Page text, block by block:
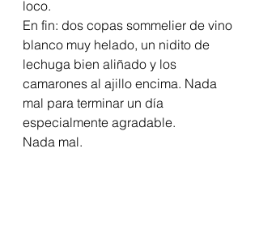
loco.
En fin: dos copas sommelier de vino
blanco muy helado, un nidito de
lechuga bien aliñado y los
camarones al ajillo encima. Nada
mal para terminar un día
especialmente agradable.
Nada mal.